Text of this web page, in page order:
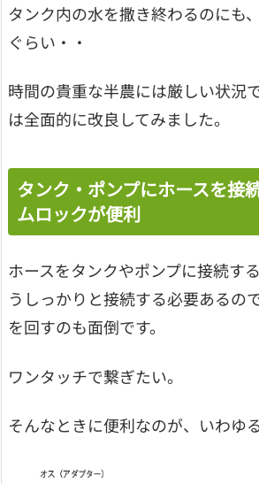
タンク内の水を撒き終わるのにも
ぐらい・・
時間の貴重な半農には厳しい状況
は全面的に改良してみました。
タンク・ポンプにホースを接
ムロックが便利
ホースをタンクやポンプに接続す
うしっかりと接続する必要あるの
を回すのも面倒です。
ワンタッチで繋ぎたい。
そんなときに便利なのが、いわゆ